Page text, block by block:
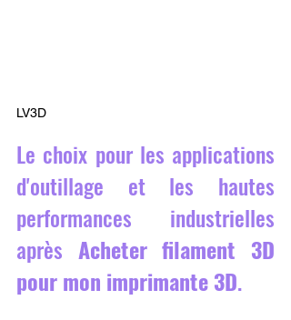
LV3D
Le choix pour les applications
d'outillage et les hautes
performances industrielles
après Acheter filament 3D
pour mon imprimante 3D.